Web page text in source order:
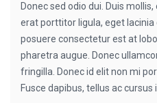
Donec sed odio dui. Duis
erat porttitor ligula, eget lacinia
posuere consectetur est at
pharetra augue. Donec
fringilla. Donec id elit non mi
Fusce dapibus, tellus ac